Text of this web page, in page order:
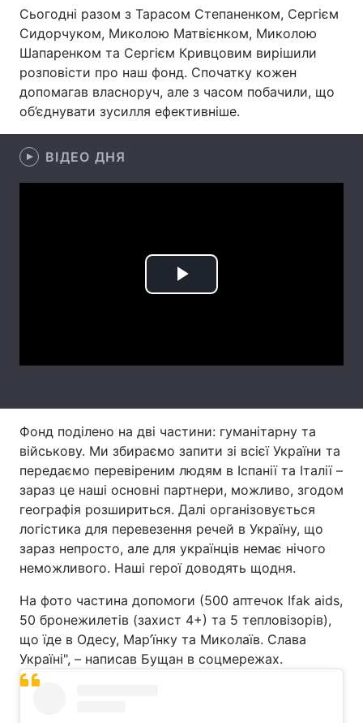
Техно і зв'язок Лайт
Зброя Інциденти
Здоров'я Туризм
Цікавинки Погода
Екологія
Статті
Думки
Контакти
Тема оформлення
Сьогодні разом з Тарасом Степаненком, Сергієм
Сидорчуком, Миколою Матвієнком, Миколою
Шапаренком та Сергієм Кривцовим вирішили
розповісти про наш фонд. Спочатку кожен
допомагав власноруч, але з часом побачили, що
об’єднувати зусилля ефективніше.
ВІДЕО ДНЯ
Play
Фонд поділено на дві частини: гуманітарну та
військову. Ми збираємо запити зі всієї України та
передаємо перевіреним людям в Іспанії та Італії –
зараз це наші основні партнери, можливо, згодом
географія розшириться. Далі організовується
логістика для перевезення речей в Україну, що
зараз непросто, але для українців немає нічого
неможливого. Наші герої доводять щодня.
На фото частина допомоги (500 аптечок Ifak aids,
50 бронежилетів (захист 4+) та 5 тепловізорів),
що їде в Одесу, Мар’їнку та Миколаїв. Слава
Україні", – написав Бущан в соцмережах.